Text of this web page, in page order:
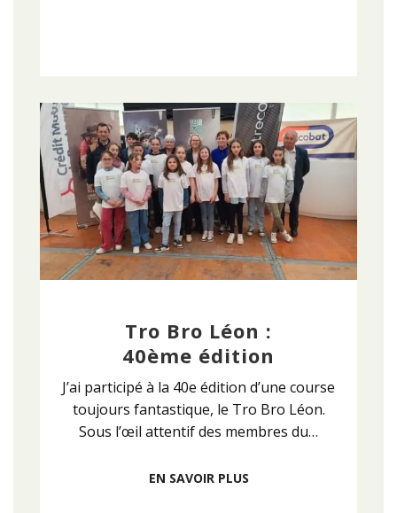
Tro Bro Léon :
40ème édition
J’ai participé à la 40e édition d’une course
toujours fantastique, le Tro Bro Léon.
Sous l’œil attentif des membres du…
EN SAVOIR PLUS